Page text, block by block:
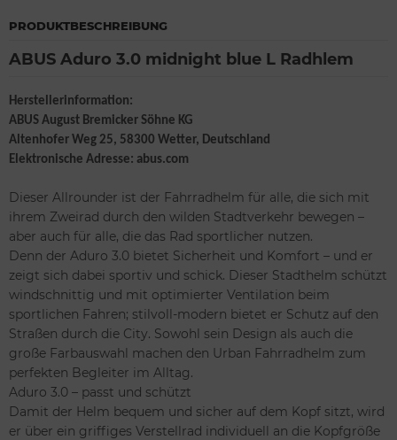
PRODUKTBESCHREIBUNG
ABUS Aduro 3.0 midnight blue L Radhlem
Herstellerinformation:
ABUS August Bremicker Söhne KG
Altenhofer Weg 25, 58300 Wetter, Deutschland
Elektronische Adresse: abus.com
Dieser Allrounder ist der Fahrradhelm für alle, die sich mit
ihrem Zweirad durch den wilden Stadtverkehr bewegen –
aber auch für alle, die das Rad sportlicher nutzen.
Denn der Aduro 3.0 bietet Sicherheit und Komfort – und er
zeigt sich dabei sportiv und schick. Dieser Stadthelm schützt
windschnittig und mit optimierter Ventilation beim
sportlichen Fahren; stilvoll-modern bietet er Schutz auf den
Straßen durch die City. Sowohl sein Design als auch die
große Farbauswahl machen den Urban Fahrradhelm zum
perfekten Begleiter im Alltag.
Aduro 3.0 – passt und schützt
Damit der Helm bequem und sicher auf dem Kopf sitzt, wird
er über ein griffiges Verstellrad individuell an die Kopfgröße